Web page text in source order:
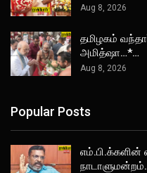
Aug 8, 2026
தமிழகம்
அமித்ஷா…*…
Aug 8, 2026
Popular Posts